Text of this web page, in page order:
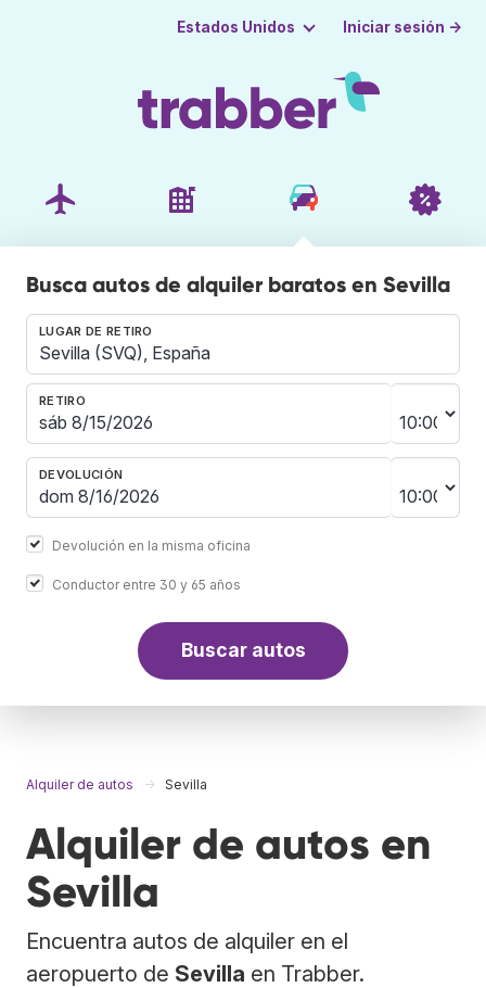
Estados Unidos Iniciar sesión →
Busca autos de alquiler baratos en Sevilla
LUGAR DE RETIRO
RETIRO
DEVOLUCIÓN
Devolución en la misma oficina
Conductor entre 30 y 65 años
Buscar autos
Alquiler de autos Sevilla
Alquiler de autos en
Sevilla
Encuentra autos de alquiler en el
aeropuerto de Sevilla en Trabber.